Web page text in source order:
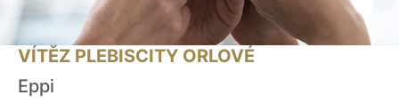
VÍTĚZ PLEBISCITY ORLOVÉ
Eppi